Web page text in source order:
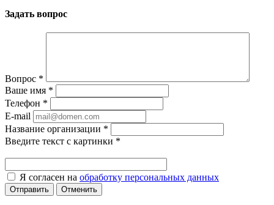
Задать вопрос
Вопрос *
Ваше имя *
Телефон *
E-mail
Название организации *
Введите текст с картинки *
Я согласен на обработку персональных данных
Отменить